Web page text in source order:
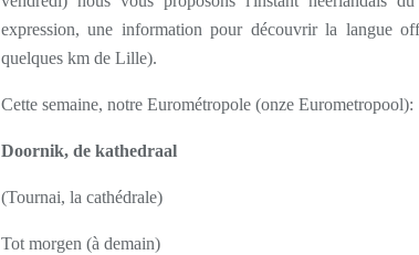
expression, une information pour découvrir la langue
quelques km de Lille).
Cette semaine, notre Eurométropole (onze Eurometropool):
Doornik, de kathedraal
(Tournai, la cathédrale)
Tot morgen (à demain)